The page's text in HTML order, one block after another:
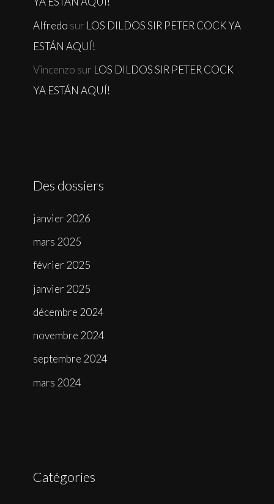
Alfredo sur LOS DILDOS SIR PETER COCK YA
ESTÁN AQUÍ!
Vincenzo sur LOS DILDOS SIR PETER COCK
YA ESTÁN AQUÍ!
Des dossiers
janvier 2026
mars 2025
février 2025
janvier 2025
décembre 2024
novembre 2024
septembre 2024
mars 2024
Catégories